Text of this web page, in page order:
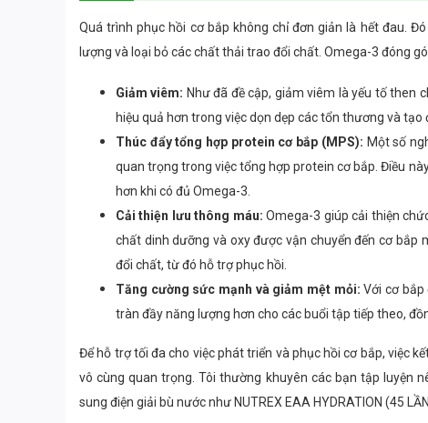
Quá trình phục hồi cơ bắp không chỉ đơn giản là hết đau.
lượng và loại bỏ các chất thải trao đổi chất. Omega-3 đóng
Giảm viêm: Như đã đề cập, giảm viêm là yếu tố then
hiệu quả hơn trong việc dọn dẹp các tổn thương và tạo
Thúc đẩy tổng hợp protein cơ bắp (MPS): Một số
quan trọng trong việc tổng hợp protein cơ bắp. Điều
hơn khi có đủ Omega-3.
Cải thiện lưu thông máu: Omega-3 giúp cải thiện
chất dinh dưỡng và oxy được vận chuyển đến cơ bắp
đổi chất, từ đó hỗ trợ phục hồi.
Tăng cường sức mạnh và giảm mệt mỏi: Với cơ
tràn đầy năng lượng hơn cho các buổi tập tiếp theo,
Để hỗ trợ tối đa cho việc phát triển và phục hồi cơ bắp, việc
vô cùng quan trọng. Tôi thường khuyên các bạn tập luyện
sung điện giải bù nước như NUTREX EAA HYDRATION (45